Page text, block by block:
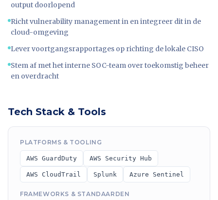
output doorlopend
Richt vulnerability management in en integreer dit in de
cloud-omgeving
Lever voortgangsrapportages op richting de lokale CISO
Stem af met het interne SOC-team over toekomstig beheer
en overdracht
Tech Stack & Tools
PLATFORMS & TOOLING
AWS GuardDuty AWS Security Hub
AWS CloudTrail Splunk Azure Sentinel
FRAMEWORKS & STANDAARDEN